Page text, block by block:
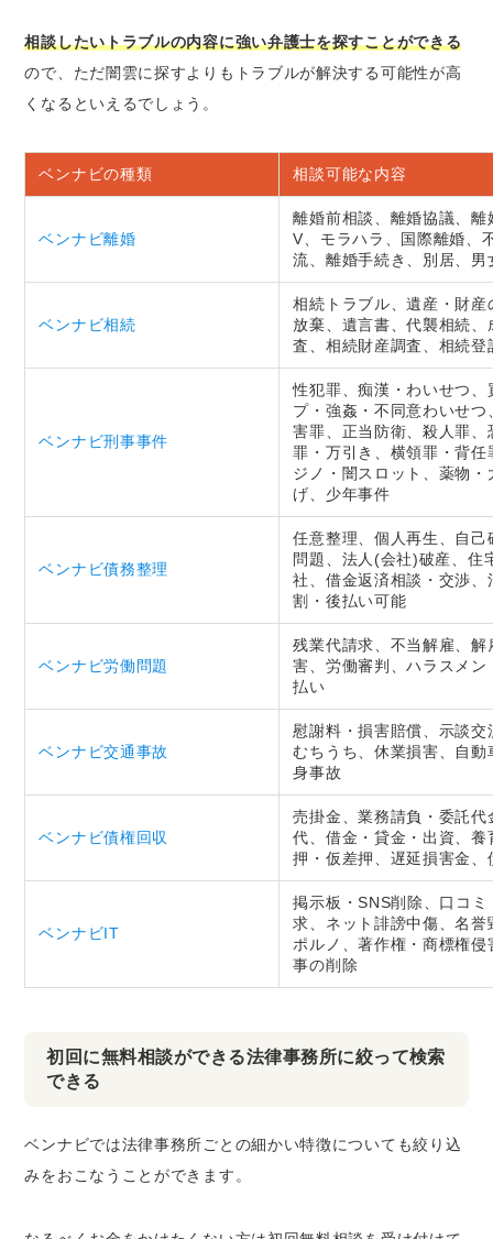
相談したいトラブルの内容に強い弁護士を探すことができる
ので、ただ闇雲に探すよりもトラブルが解決する可能性が高
くなるといえるでしょう。
ベンナビの種類 相談可能な内容
ベンナビ離婚
離婚前相談、離婚協議、
V、モラハラ、国際離婚、
流、離婚手続き、別居、
ベンナビ相続
相続トラブル、遺産・財
放棄、遺言書、代襲相続
査、相続財産調査、相続
ベンナビ刑事事件
性犯罪、痴漢・わいせつ
プ・強姦・不同意わいせ
害罪、正当防衛、殺人罪
罪・万引き、横領罪・背
ジノ・闇スロット、薬物
げ、少年事件
ベンナビ債務整理
任意整理、個人再生、自
問題、法人(会社)破産、住
社、借金返済相談・交渉
割・後払い可能
ベンナビ労働問題
残業代請求、不当解雇、
害、労働審判、ハラスメ
払い
ベンナビ交通事故
慰謝料・損害賠償、示談
むちうち、休業損害、自
身事故
ベンナビ債権回収
売掛金、業務請負・委託
代、借金・貸金・出資、
押・仮差押、遅延損害金
ベンナビIT
掲示板・SNS削除、口コ
求、ネット誹謗中傷、名
ポルノ、著作権・商標権
事の削除
初回に無料相談ができる法律事務所に絞って検索
できる
ベンナビでは法律事務所ごとの細かい特徴についても絞り込
みをおこなうことができます。